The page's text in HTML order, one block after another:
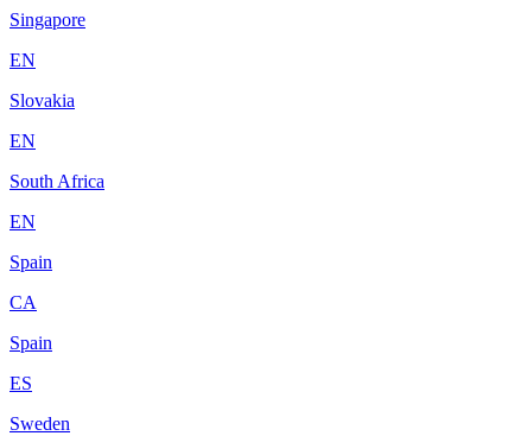
Singapore
EN
Slovakia
EN
South Africa
EN
Spain
CA
Spain
ES
Sweden